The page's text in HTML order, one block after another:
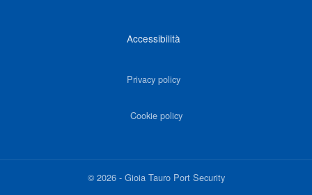
Accessibilità
Privacy policy
Cookie policy
©2026- Gioia Tauro Port Security